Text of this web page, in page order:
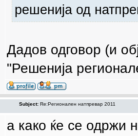
решенија од
Дадов одговор (и
"Решенија
Subject: Re:Регионален натпревар 2011
а како ќе се одржи